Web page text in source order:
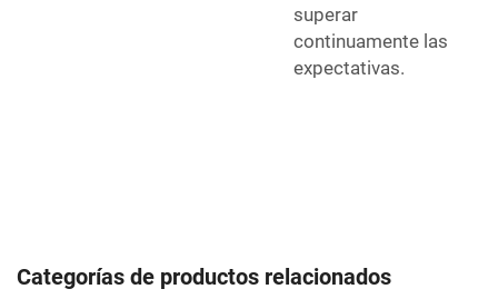
superar
continuamente las
expectativas.
Categorías de productos relacionados